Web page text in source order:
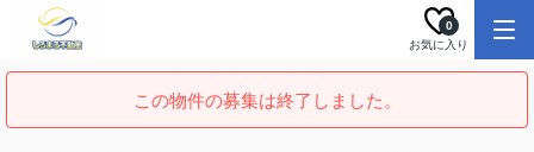
お気に入り
0
この物件の募集は終了しました。